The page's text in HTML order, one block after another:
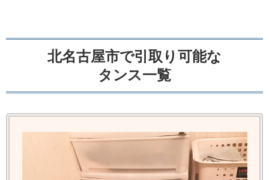
北名古屋市で引取り可能な
タンス一覧